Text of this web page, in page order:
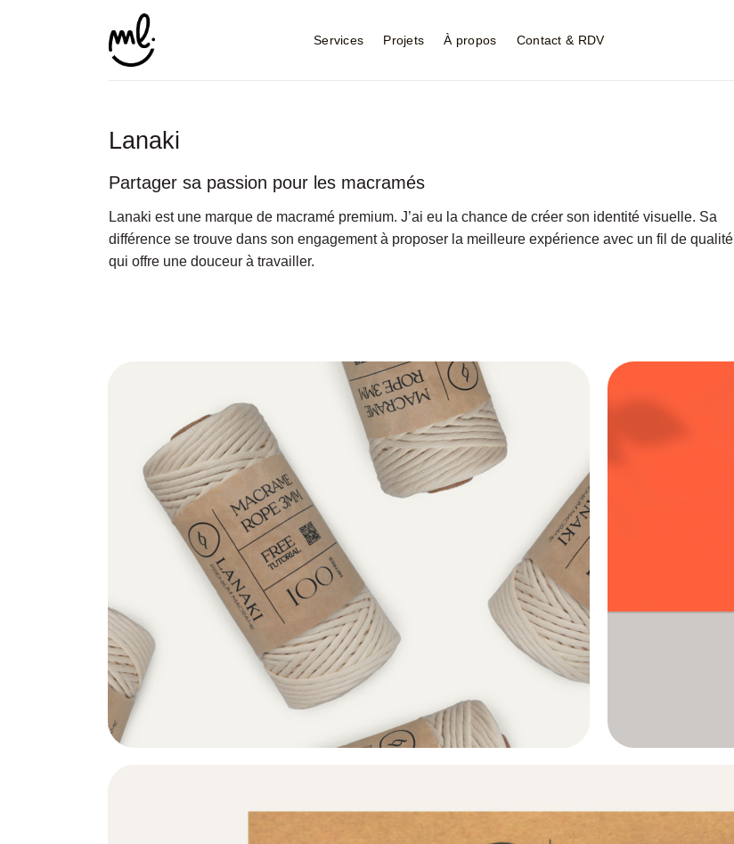
Services Projets À propos Contact & RDV
Lanaki
Partager sa passion pour les macramés
Lanaki est une marque de macramé premium. J’ai eu la chance de créer son identité visuelle. Sa
différence se trouve dans son engagement à proposer la meilleure expérience avec un fil de qualité
qui offre une douceur à travailler.